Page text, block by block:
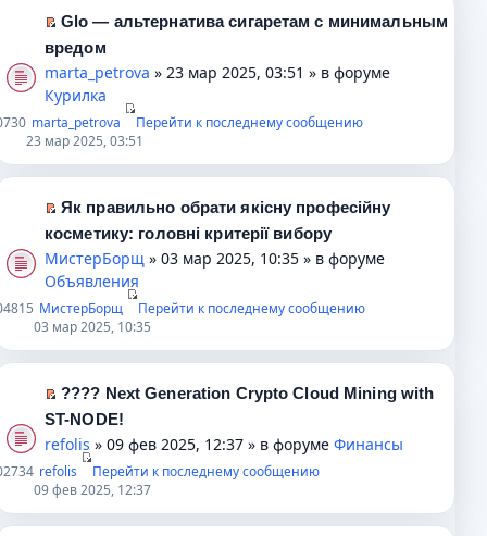
ю
с
о
б
щ
е
н
и
ю
а
н
о
м
у
с
о
о
щ
е
н
и
ю
п
о
ч
и
т
а
н
н
м
у
с
о
о
б
е
н
и
ю
в
м
у
н
е
п
р
о
и
т
а
н
н
о
с
о
о
б
щ
т
к
п
е
р
в
о
м
н
е
п
р
о
ч
а
н
н
о
м
е
р
е
й
т
и
к
е
р
в
о
м
у
е
п
р
о
ч
и
Glo — альтернатива сигаретам с минимальным
вредом
marta_petrova » 23 мар 2025, 03:51 » в форуме
Курилка
730 marta_petrova
Перейти к последнему сообщению
23 мар 2025, 03:51
р
е
й
т
и
к
е
р
в
о
м
Як правильно обрати якісну професійну
косметику: головні критерії вибору
МистерБорщ » 03 мар 2025, 10:35 » в форуме
Объявления
4815 МистерБорщ
Перейти к последнему сообщению
03 мар 2025, 10:35
П
е
р
е
й
т
???? Next Generation Crypto Cloud Mining with
ST-NODE!
refolis » 09 фев 2025, 12:37 » в форуме Финансы
2734 refolis
Перейти к последнему сообщению
09 фев 2025, 12:37